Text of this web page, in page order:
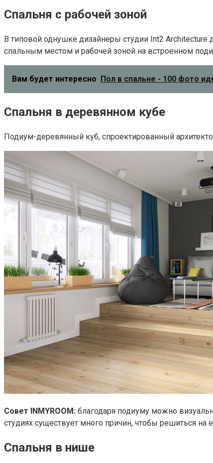
Спальня с рабочей зоной
В типовой однушке дизайнеры студии Int2
спальным местом и рабочей зоной на встроенном
Вам будет интересно Пол в спальне - 100 фото
Спальня в деревянном кубе
Подиум-деревянный куб, спроектированный
Совет INMYROOM: благодаря подиуму можно
студиях существует много причин, чтобы решиться на
Спальня в нише